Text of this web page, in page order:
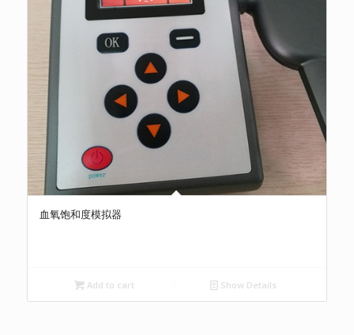
血氧饱和度模拟器
Add to cart Show Details